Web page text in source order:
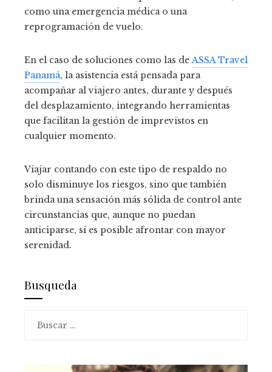
como una emergencia médica o una
reprogramación de vuelo.
En el caso de soluciones como las deASSA Travel
Panamá, la asistencia está pensada para
acompañar al viajero antes, durante y después
del desplazamiento, integrando herramientas
que facilitan la gestión de imprevistos en
cualquier momento.
Viajar contando con este tipo de respaldo no
solo disminuye los riesgos, sino que también
brinda una sensación más sólida de control ante
circunstancias que, aunque no puedan
anticiparse, sí es posible afrontar con mayor
serenidad.
Busqueda